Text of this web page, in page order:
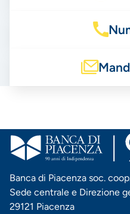
Banca di Piacenza soc.
Sede centrale e Direzione
29121 Piacenza